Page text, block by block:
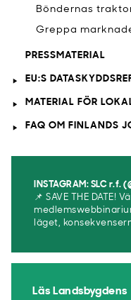
Böndernas
Greppa
PRESSMATERIAL
EU:S
MATERIAL FÖR
FAQ OM FINLANDS
INSTAGRAM: SLC r.f.
📌 SAVE THE DATE!
läget,
Läs Landsbygdens